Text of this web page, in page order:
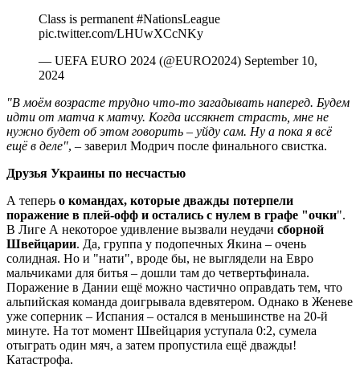
Class is permanent #NationsLeague
pic.twitter.com/LHUwXCcNKy
— UEFA EURO 2024 (@EURO2024) September 10,
2024
"В моём возрасте трудно что-то загадывать наперед. Будем
идти от матча к матчу. Когда иссякнет страсть, мне не
нужно будет об этом говорить – уйду сам. Ну а пока я всё
ещё в деле", – заверил Модрич после финального свистка.
Друзья Украины по несчастью
А теперь о командах, которые дважды потерпели
поражение в плей-офф и остались с нулем в графе "очки".
В Лиге А некоторое удивление вызвали неудачи сборной
Швейцарии. Да, группа у подопечных Якина – очень
солидная. Но и "нати", вроде бы, не выглядели на Евро
мальчиками для битья – дошли там до четвертьфинала.
Поражение в Дании ещё можно частично оправдать тем, что
альпийская команда доигрывала вдевятером. Однако в Женеве
уже соперник – Испания – остался в меньшинстве на 20-й
минуте. На тот момент Швейцария уступала 0:2, сумела
отыграть один мяч, а затем пропустила ещё дважды!
Катастрофа.